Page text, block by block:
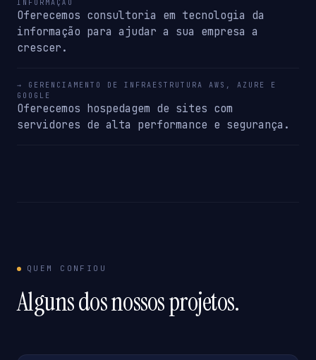
INFORMAÇÃO
Oferecemos consultoria em tecnologia da
informação para ajudar a sua empresa a
crescer.
→ GERENCIAMENTO DE INFRAESTRUTURA AWS, AZURE E
GOOGLE
Oferecemos hospedagem de sites com
servidores de alta performance e segurança.
QUEM CONFIOU
Alguns dos nossos projetos.